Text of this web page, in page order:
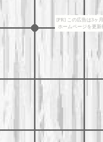
[PR] この広告は3ヶ
ホームページを更